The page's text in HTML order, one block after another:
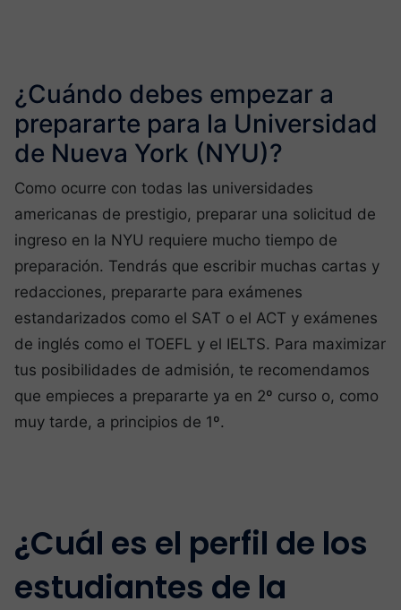
¿Cuándo debes empezar a
prepararte para la Universidad
de Nueva York (NYU)?
Como ocurre con todas las universidades
americanas de prestigio, preparar una solicitud de
ingreso en la NYU requiere mucho tiempo de
preparación. Tendrás que escribir muchas cartas y
redacciones, prepararte para exámenes
estandarizados como el SAT o el ACT y exámenes
de inglés como el TOEFL y el IELTS. Para maximizar
tus posibilidades de admisión, te recomendamos
que empieces a prepararte ya en 2º curso o, como
muy tarde, a principios de 1º.
¿Cuál es el perfil de los
estudiantes de la